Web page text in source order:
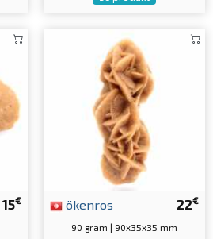
15€ 22€
ökenros
90 gram | 90x35x35 mm